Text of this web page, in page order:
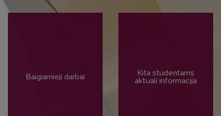
Baigiamieji darbai
Kita studentams
aktuali informacija